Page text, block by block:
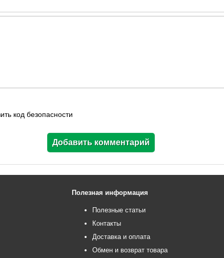
Полезная информация
Полезные статьи
Контакты
Доставка и оплата
Обмен и возврат товара